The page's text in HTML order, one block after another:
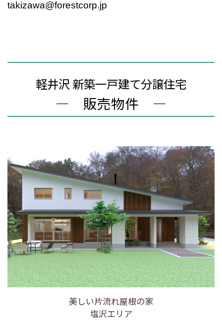
takizawa@forestcorp.jp
軽井沢 新築一戸建て分譲住宅
― 販売物件 ―
美しい片流れ屋根の家
塩沢エリア